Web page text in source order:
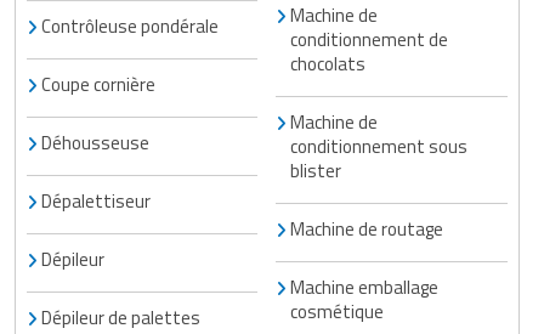
Contrôleuse pondérale
Coupe cornière
Déhousseuse
Dépalettiseur
Dépileur
Dépileur de palettes
Machine de
conditionnement de
chocolats
Machine de
conditionnement sous
blister
Machine de routage
Machine emballage
cosmétique